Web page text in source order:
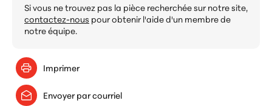
Si vous ne trouvez pas la pièce recherchée sur notre site,
contactez-nous pour obtenir l'aide d'un membre de
notre équipe.
Imprimer
Envoyer par courriel